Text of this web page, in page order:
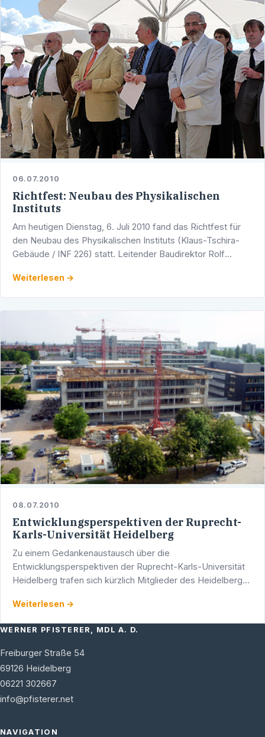
06.07.2010
Richtfest: Neubau des Physikalischen
Instituts
Am heutigen Dienstag, 6. Juli 2010 fand das Richtfest für
den Neubau des Physikalischen Instituts (Klaus-Tschira-
Gebäude / INF 226) statt. Leitender Baudirektor Rolf
Weiterlesen →
08.07.2010
Entwicklungsperspektiven der Ruprecht-
Karls-Universität Heidelberg
Zu einem Gedankenaustausch über die
Entwicklungsperspektiven der Ruprecht-Karls-Universität
Heidelberg trafen sich kürzlich Mitglieder des Heidelberger
Landtagsabgeordneter Werner …
Weiterlesen →
WERNER PFISTERER, MDL A. D.
Freiburger Straße 54
69126 Heidelberg
06221 302667
info@pfisterer.net
NAVIGATION